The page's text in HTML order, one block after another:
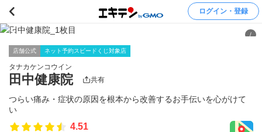
ログイン・登録
/
店舗公式 ネット予約スピードくじ対象店
タナカケンコウイン
田中健康院 共有
つらい痛み・症状の原因を根本から改善するお手伝いを心がけて
い
4.51